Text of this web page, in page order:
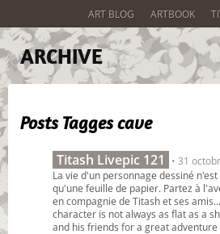
ART BLOG ARTBOOK
ARCHIVE
Posts Taggescave
Titash Livepic 121
• 31
La vie d'un personnage dessiné
qu'une feuille de papier. Partez à
en compagnie de Titash et ses
character is not always as flat as a
and his friends for a great